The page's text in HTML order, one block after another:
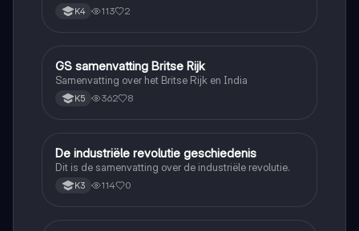
K4 113 2
Geschiedenis
GS samenvatting Britse Rijk
Samenvatting over het Britse Rijk en India
K5 362 8
Geschiedenis
De industriële revolutie geschiedenis
Dit is de samenvatting over de industriële revolutie.
K3 114 0